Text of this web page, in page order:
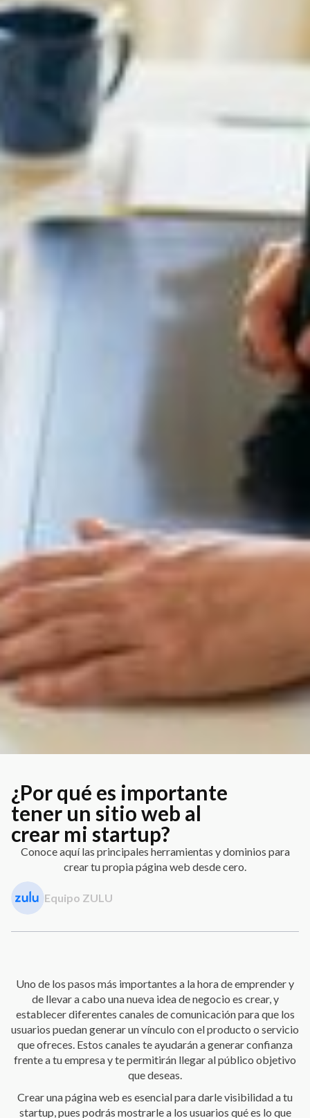
¿Por qué es importante
tener un sitio web al
crear mi startup?
Conoce aquí las principales herramientas y dominios para
crear tu propia página web desde cero.
Equipo ZULU
Uno de los pasos más importantes a la hora de emprender y
de llevar a cabo una nueva idea de negocio es crear, y
establecer diferentes canales de comunicación para que los
usuarios puedan generar un vínculo con el producto o servicio
que ofreces. Estos canales te ayudarán a generar confianza
frente a tu empresa y te permitirán llegar al público objetivo
que deseas.
Crear una página web es esencial para darle visibilidad a tu
startup, pues podrás mostrarle a los usuarios qué es lo que